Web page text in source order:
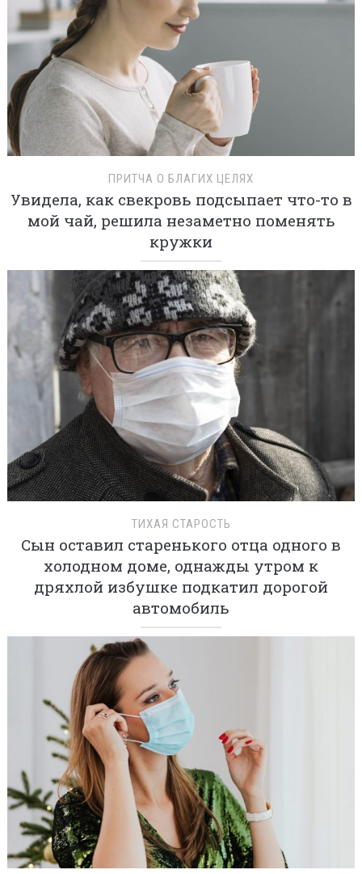
ПРИТЧА О БЛАГИХ ЦЕЛЯХ
Увидела, как свекровь подсыпает что-то в
мой чай, решила незаметно поменять
кружки
ТИХАЯ СТАРОСТЬ
Сын оставил старенького отца одного в
холодном доме, однажды утром к
дряхлой избушке подкатил дорогой
автомобиль